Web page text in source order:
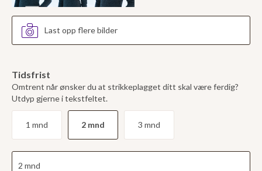
Last opp flere bilder
Tidsfrist
Omtrent når ønsker du at strikkeplagget ditt skal være ferdig?
Utdyp gjerne i tekstfeltet.
1 mnd 2 mnd 3 mnd